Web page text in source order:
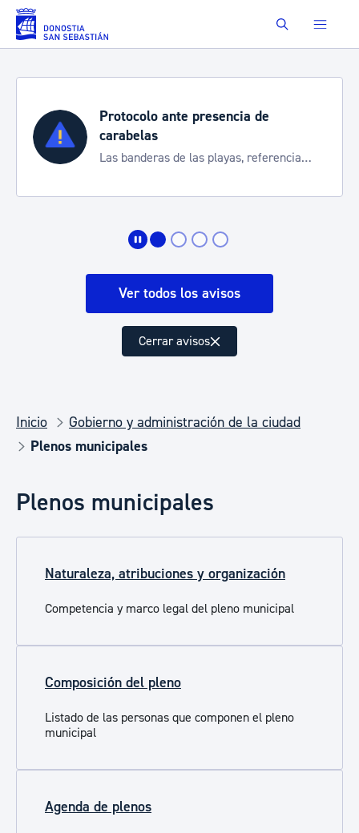
Saltar al contenido principal Buscar
Protocolo ante presencia de
carabelas
Las banderas de las playas, referencia
Ver todos los avisos
Cerrar avisos
Inicio
Gobierno y administración de la ciudad
Plenos municipales
Plenos municipales
Naturaleza, atribuciones y organización
Competencia y marco legal del pleno municipal
Composición del pleno
Listado de las personas que componen el pleno
municipal
Agenda de plenos